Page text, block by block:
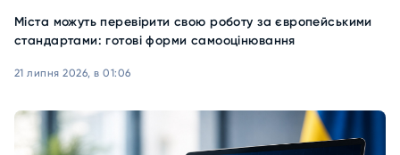
Міста можуть перевірити свою роботу за європейськими
стандартами: готові форми самооцінювання
21 липня 2026, в 01:06